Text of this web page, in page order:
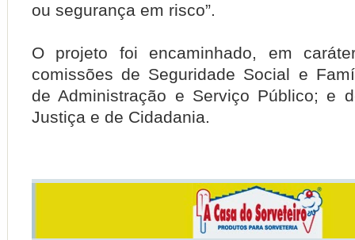
ou segurança em risco”.
O projeto foi encaminhado, em
comissões de Seguridade Social e
de Administração e Serviço Público; e
Justiça e de Cidadania.